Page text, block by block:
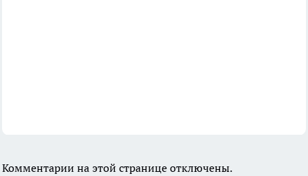
Комментарии на этой странице отключены.